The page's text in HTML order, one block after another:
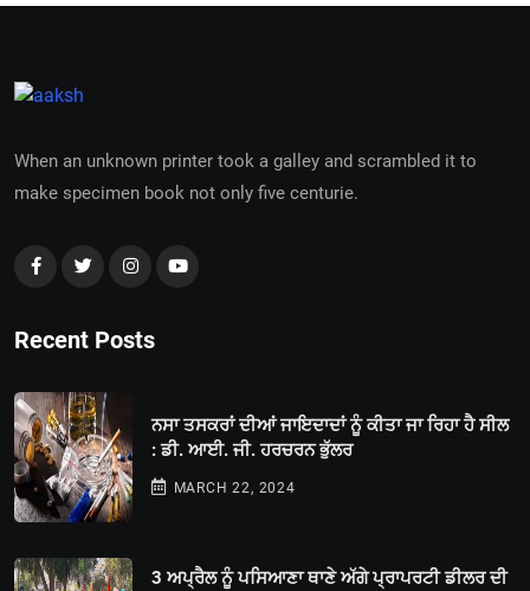
When an unknown printer took a galley and scrambled it to
make specimen book not only five centurie.
Recent Posts
ਨਸਾ ਤਸਕਰਾਂ ਦੀਆਂ ਜਾਇਦਾਦਾਂ ਨੂੰ ਕੀਤਾ ਜਾ ਰਿਹਾ ਹੈ ਸੀਲ
: ਡੀ. ਆਈ. ਜੀ. ਹਰਚਰਨ ਭੁੱਲਰ
MARCH 22, 2024
3 ਅਪ੍ਰੈਲ ਨੂੰ ਪਸਿਆਣਾ ਥਾਣੇ ਅੱਗੇ ਪ੍ਰਾਪਰਟੀ ਡੀਲਰ ਦੀ